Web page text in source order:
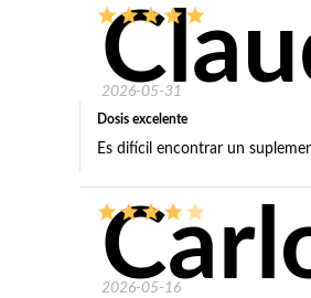
2026-05-31
Dosis excelente
Es difícil encontrar un
2026-05-16